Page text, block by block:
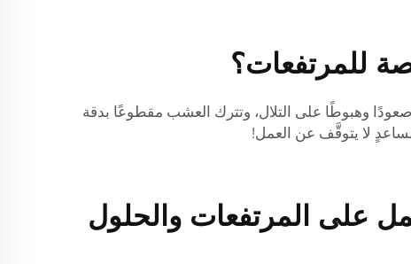
للمرتفعات؟
وهبوطًا على التلال، وتترك العشب مقطوعًا بدقة
لا يتوقَّف عن العمل!
على المرتفعات والحلول